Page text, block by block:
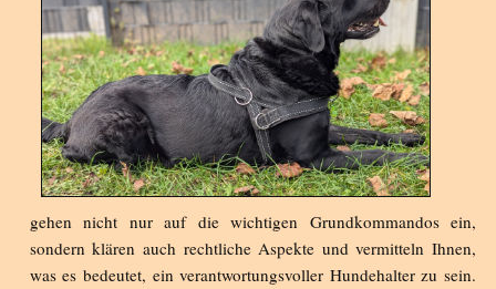
gehen nicht nur auf die wichtigen Grundkommandos ein,
sondern klären auch rechtliche Aspekte und vermitteln Ihnen,
was es bedeutet, ein verantwortungsvoller Hundehalter zu sein.